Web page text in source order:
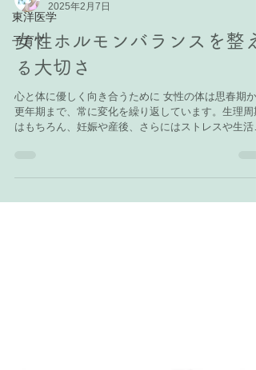
東洋医学
子育て
2025年2月7日
女性ホルモンバランスを整え
る大切さ
心と体に優しく向き合うために 女性の体は思春期か
更年期まで、常に変化を繰り返しています。生理周
はもちろん、妊娠や産後、さらにはストレスや生活